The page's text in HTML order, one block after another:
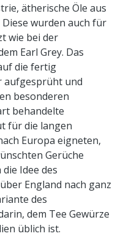
ätherische Öle aus
wurden auch für
wie bei der
Earl Grey. Das
die fertig
aufgesprüht und
besonderen
behandelte
für die langen
Europa eigneten,
Gerüche
Idee des
England nach ganz
des
dem Tee Gewürze
üblich ist.